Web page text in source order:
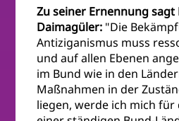
Zu seiner Ernennung
Daimagüler: "Die
Antiziganismus muss
und auf allen Ebenen
im Bund wie in den
Maßnahmen in der
liegen, werde ich mich